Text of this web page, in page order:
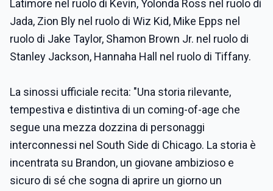
Latimore nel ruolo di Kevin, Yolonda Ross nel ruolo di
Jada, Zion Bly nel ruolo di Wiz Kid, Mike Epps nel
ruolo di Jake Taylor, Shamon Brown Jr. nel ruolo di
Stanley Jackson, Hannaha Hall nel ruolo di Tiffany.
La sinossi ufficiale recita: "Una storia rilevante,
tempestiva e distintiva di un coming-of-age che
segue una mezza dozzina di personaggi
interconnessi nel South Side di Chicago. La storia è
incentrata su Brandon, un giovane ambizioso e
sicuro di sé che sogna di aprire un giorno un